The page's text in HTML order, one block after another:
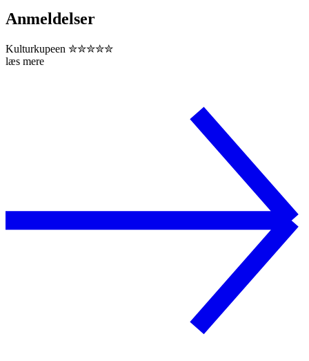
Anmeldelser
Kulturkupeen ✮✮✮✮✮
læs mere